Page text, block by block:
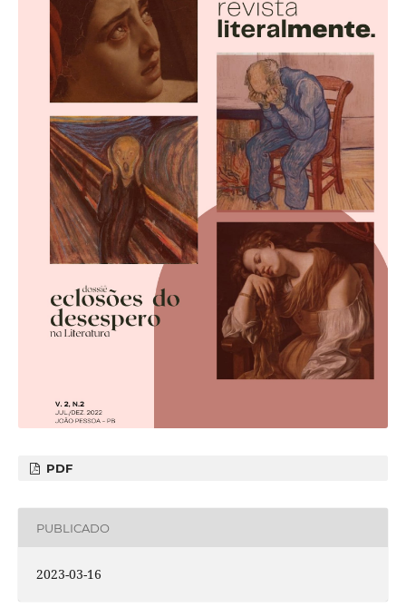
PDF
PUBLICADO
2023-03-16